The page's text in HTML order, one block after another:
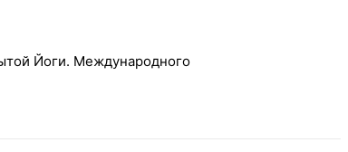
Йоги. Международного